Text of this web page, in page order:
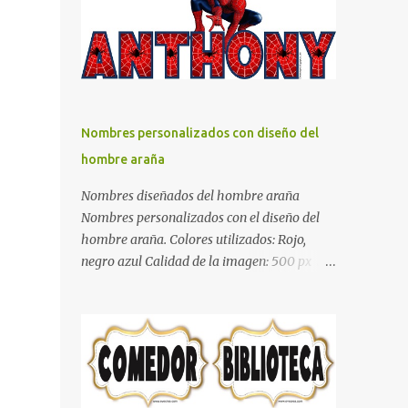
días y por ende debemos tratar de que éste
sea un lugar muy agradable y cómodo y
también para nuestra vista. Te mostramos
algunas sugerencias que pueden brindar la
dormitorio. El color naranja es una buena
opción para recibir esa luz y felicidad que
todo ser humano necesita. El color blanco es
ideal para lograr el relax total, es un color
que va con todo y además es color bastante
limpio que te dará esa sensación de calidez.
Los colores terra son excelentes para usar en
color muy relajante y por lo tanto entra en
la lista de colo...
Nombres personalizados con diseño del
hombre araña
Nombres diseñados del hombre araña
Nombres personalizados con el diseño del
hombre araña. Colores utilizados: Rojo,
negro azul Calidad de la imagen: 500 px Si
comentario y con gusto lo diseñamos.
Nombres con diseños Spiderman Sonic bella
Cartel de feliz cumpleaños de héroes en
pijamas Ideas para decorar el dormitorio